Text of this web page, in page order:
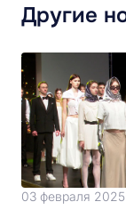
Другие
03 февраля